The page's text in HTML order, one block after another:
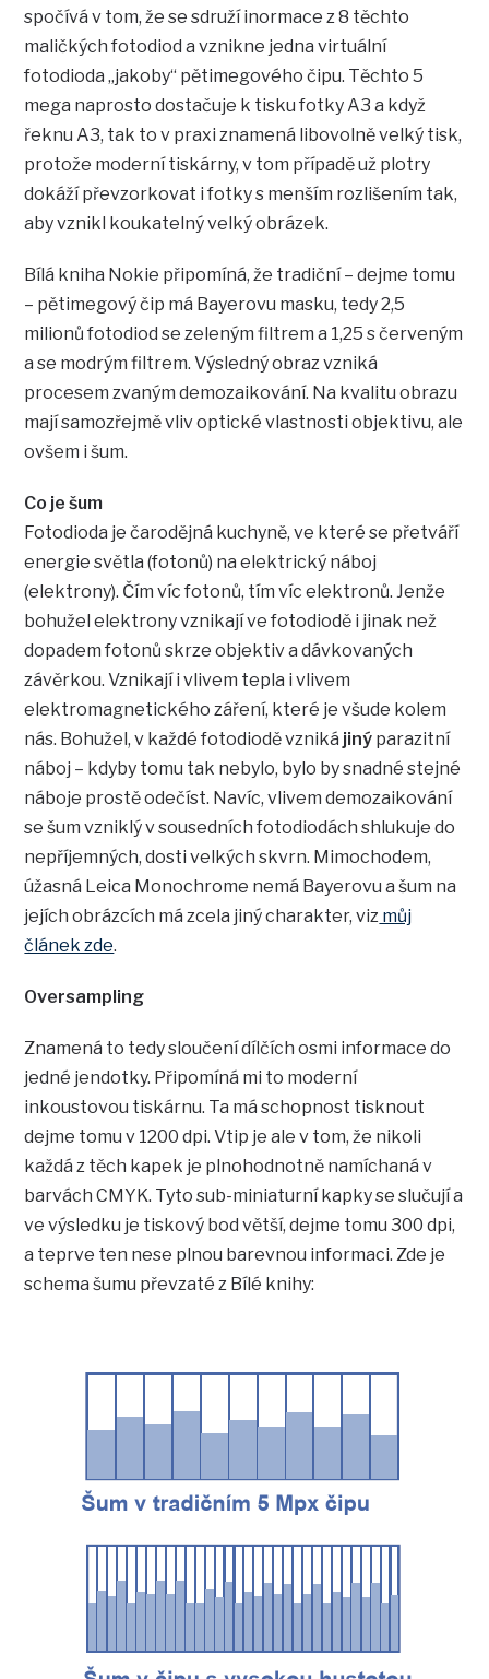
spočívá v tom, že se sdruží inormace z 8 těchto
maličkých fotodiod a vznikne jedna virtuální
fotodioda „jakoby“ pětimegového čipu. Těchto 5
mega naprosto dostačuje k tisku fotky A3 a když
řeknu A3, tak to v praxi znamená libovolně velký tisk,
protože moderní tiskárny, v tom případě už plotry
dokáží převzorkovat i fotky s menším rozlišením tak,
aby vznikl koukatelný velký obrázek.
Bílá kniha Nokie připomíná, že tradiční – dejme tomu
– pětimegový čip má Bayerovu masku, tedy 2,5
milionů fotodiod se zeleným filtrem a 1,25 s červeným
a se modrým filtrem. Výsledný obraz vzniká
procesem zvaným demozaikování. Na kvalitu obrazu
mají samozřejmě vliv optické vlastnosti objektivu, ale
ovšem i šum.
Co je šum
Fotodioda je čarodějná kuchyně, ve které se přetváří
energie světla (fotonů) na elektrický náboj
(elektrony). Čím víc fotonů, tím víc elektronů. Jenže
bohužel elektrony vznikají ve fotodiodě i jinak než
dopadem fotonů skrze objektiv a dávkovaných
závěrkou. Vznikají i vlivem tepla i vlivem
elektromagnetického záření, které je všude kolem
nás. Bohužel, v každé fotodiodě vzniká jiný parazitní
náboj – kdyby tomu tak nebylo, bylo by snadné stejné
náboje prostě odečíst. Navíc, vlivem demozaikování
se šum vzniklý v sousedních fotodiodách shlukuje do
nepříjemných, dosti velkých skvrn. Mimochodem,
úžasná Leica Monochrome nemá Bayerovu a šum na
jejích obrázcích má zcela jiný charakter, viz můj
článek zde.
Oversampling
Znamená to tedy sloučení dílčích osmi informace do
jedné jendotky. Připomíná mi to moderní
inkoustovou tiskárnu. Ta má schopnost tisknout
dejme tomu v 1200 dpi. Vtip je ale v tom, že nikoli
každá z těch kapek je plnohodnotně namíchaná v
barvách CMYK. Tyto sub-miniaturní kapky se slučují a
ve výsledku je tiskový bod větší, dejme tomu 300 dpi,
a teprve ten nese plnou barevnou informaci. Zde je
schema šumu převzaté z Bílé knihy: